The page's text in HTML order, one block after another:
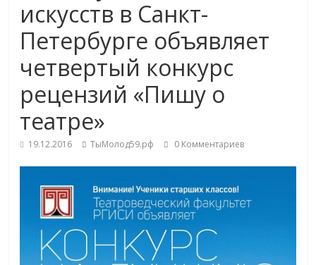
искусств в Санкт-
Петербурге объявляет
четвертый конкурс
рецензий «Пишу о
театре»
19.12.2016 ТыМолод59.рф 0 Комментариев